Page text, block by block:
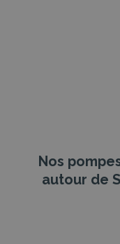
Nos
autour de